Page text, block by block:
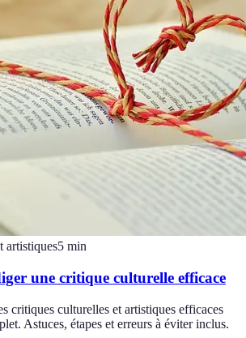
artistiques5 min
une critique culturelle efficace
critiques culturelles et artistiques efficaces
Astuces, étapes et erreurs à éviter inclus.